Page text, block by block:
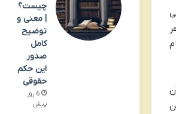
چیست؟
| معنی و
توضیح
کامل
صدور
این حکم
حقوقی
6 روز
پیش